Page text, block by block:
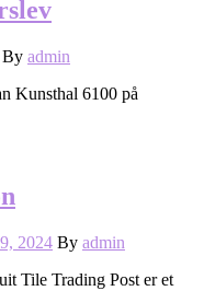
By admin
Kunsthal 6100 på
2024 By admin
Tile Trading Post er et